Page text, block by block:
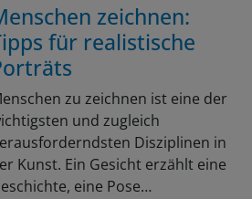
zeichnen:
für realistische
zu zeichnen ist eine der
und zugleich
Disziplinen in
Kunst. Ein Gesicht erzählt eine
eine Pose…